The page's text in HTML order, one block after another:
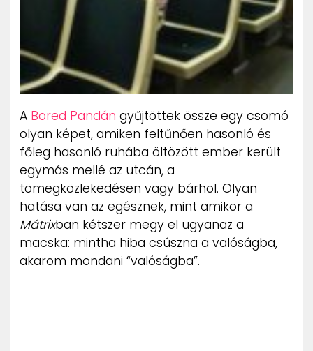
A Bored Pandán gyűjtöttek össze egy csomó
olyan képet, amiken feltűnően hasonló és
főleg hasonló ruhába öltözött ember került
egymás mellé az utcán, a
tömegközlekedésen vagy bárhol. Olyan
hatása van az egésznek, mint amikor a
Mátrixban kétszer megy el ugyanaz a
macska: mintha hiba csúszna a valóságba,
akarom mondani “valóságba”.